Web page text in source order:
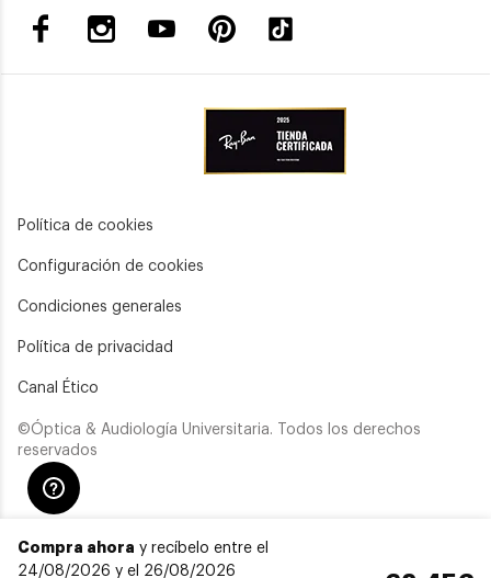
Compra ahora y recíbelo entre el
24/08/2026 y el 26/08/2026
Política de cookies
Configuración de cookies
Condiciones generales
Política de privacidad
Canal Ético
©Óptica & Audiología Universitaria. Todos los derechos
reservados